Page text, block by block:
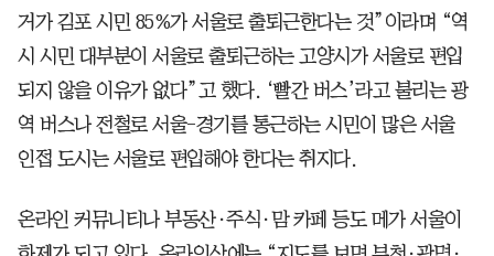
거가 김포 시민 85%가 서울로 출퇴근한다는 것”이라며 “역
시 시민 대부분이 서울로 출퇴근하는 고양시가 서울로 편입
되지 않을 이유가 없다”고 했다. ‘빨간 버스’라고 불리는 광
역 버스나 전철로 서울-경기를 통근하는 시민이 많은 서울
인접 도시는 서울로 편입해야 한다는 취지다.
온라인 커뮤니티나 부동산·주식·맘 카페 등도 메가 서울이